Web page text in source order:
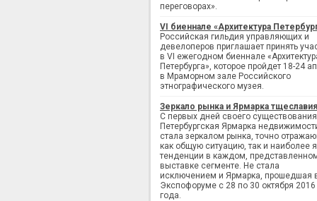
переговорах».
VI биеннале «Архитектура
Российская гильдия управляющих и
девелоперов приглашает принять
в VI ежегодном биеннале
Петербурга», которое пройдет 18-24
в Мраморном зале Российского
этнографического музея.
Зеркало рынка и Ярмарка тщеславия
С первых дней своего существования
Петербургская Ярмарка
стала зеркалом рынка, точно
как общую ситуацию, так и наиболее
тенденции в каждом,
выставке сегменте. Не стала
исключением и Ярмарка, прошедшая
Экспофоруме с 28 по 30 октября 2016
года.